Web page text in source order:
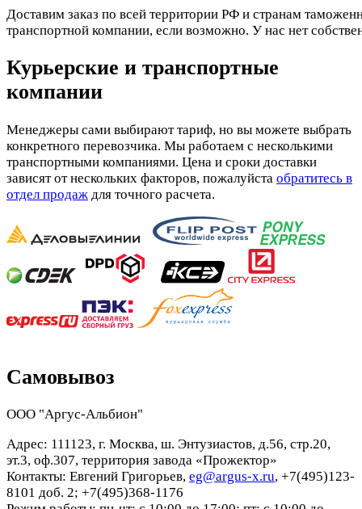
Доставим заказ по всей территории РФ и странам
транспортной компании, если возможно. У нас нет
Курьерские и транспортные
компании
Менеджеры сами выбирают тариф, но вы можете выбрать
конкретного перевозчика. Мы работаем с несколькими
транспортными компаниями. Цена и сроки доставки
зависят от нескольких факторов, пожалуйста обратитесь в
отдел продаж для точного расчета.
Самовывоз
ООО "Аргус-Альбион"
Адрес: 111123, г. Москва, ш. Энтузиастов, д.56, стр.20,
эт.3, оф.307, территория завода «Прожектор»
Контакты: Евгений Григорьев, eg@argus-x.ru, +7(495)123-
8101 доб. 2; +7(495)368-1176